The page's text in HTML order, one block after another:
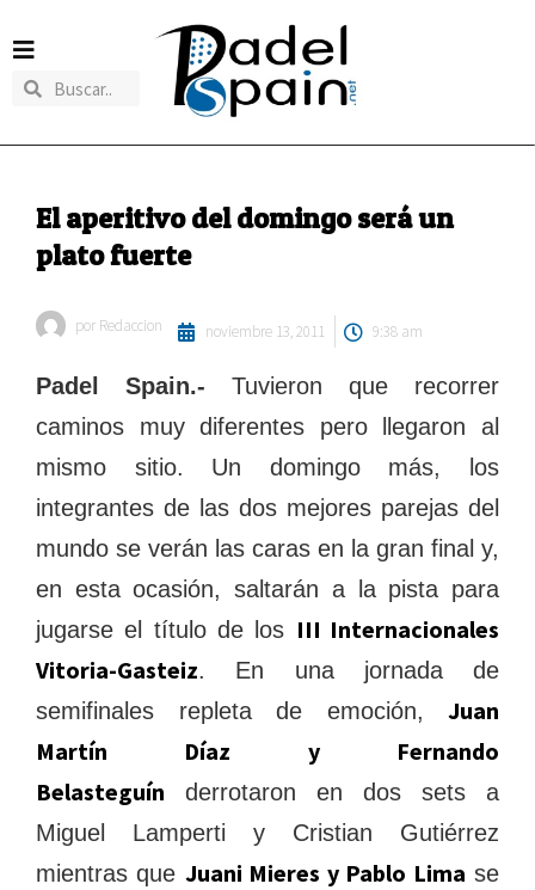
El aperitivo del domingo será un
plato fuerte
por Redaccion noviembre 13, 2011 9:38 am
Padel Spain.- Tuvieron que recorrer
caminos muy diferentes pero llegaron al
mismo sitio. Un domingo más, los
integrantes de las dos mejores parejas del
mundo se verán las caras en la gran final y,
en esta ocasión, saltarán a la pista para
jugarse el título de los III Internacionales
Vitoria-Gasteiz. En una jornada de
semifinales repleta de emoción, Juan
Martín Díaz y Fernando
Belasteguín derrotaron en dos sets a
Miguel Lamperti y Cristian Gutiérrez
mientras que Juani Mieres y Pablo Lima se